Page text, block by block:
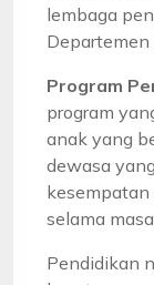
lembaga
Departemen
Program
program
anak yang
dewasa
kesempatan
selama
Pendidikan